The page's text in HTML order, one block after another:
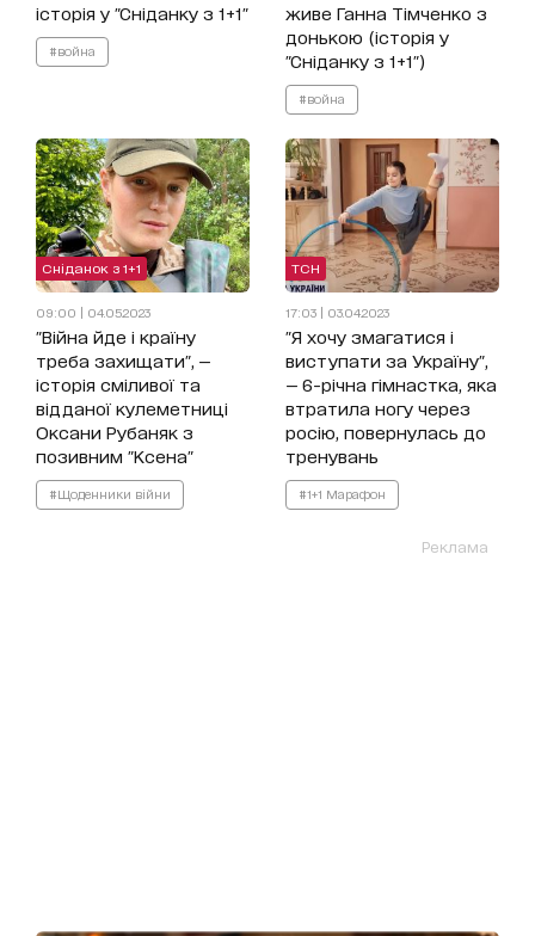
історія у "Сніданку з 1+1"
#война
живе Ганна Тімченко з
донькою (історія у
"Сніданку з 1+1")
#война
Сніданок з 1+1
09:00 | 04.05.2023
"Війна йде і країну
треба захищати", —
історія сміливої та
відданої кулеметниці
Оксани Рубаняк з
позивним "Ксена"
#Щоденники війни
ТСН
17:03 | 03.04.2023
"Я хочу змагатися і
виступати за Україну",
— 6-річна гімнастка, яка
втратила ногу через
росію, повернулась до
тренувань
#1+1 Марафон
Реклама